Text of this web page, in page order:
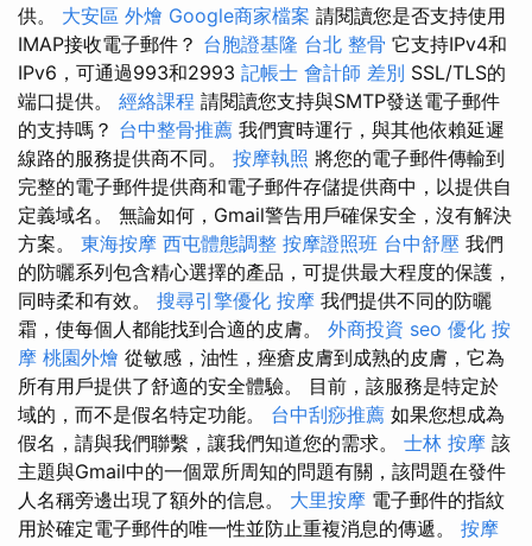
供。 大安區 外燴 Google商家檔案 請閱讀您是否支持使用
IMAP接收電子郵件？ 台胞證基隆 台北 整骨 它支持IPv4和
IPv6，可通過993和2993 記帳士 會計師 差別 SSL/TLS的
端口提供。 經絡課程 請閱讀您支持與SMTP發送電子郵件
的支持嗎？ 台中整骨推薦 我們實時運行，與其他依賴延遲
線路的服務提供商不同。 按摩執照 將您的電子郵件傳輸到
完整的電子郵件提供商和電子郵件存儲提供商中，以提供自
定義域名。 無論如何，Gmail警告用戶確保安全，沒有解決
方案。 東海按摩 西屯體態調整 按摩證照班 台中舒壓 我們
的防曬系列包含精心選擇的產品，可提供最大程度的保護，
同時柔和有效。 搜尋引擎優化 按摩 我們提供不同的防曬
霜，使每個人都能找到合適的皮膚。 外商投資 seo 優化 按
摩 桃園外燴 從敏感，油性，痤瘡皮膚到成熟的皮膚，它為
所有用戶提供了舒適的安全體驗。 目前，該服務是特定於
域的，而不是假名特定功能。 台中刮痧推薦 如果您想成為
假名，請與我們聯繫，讓我們知道您的需求。 士林 按摩 該
主題與Gmail中的一個眾所周知的問題有關，該問題在發件
人名稱旁邊出現了額外的信息。 大里按摩 電子郵件的指紋
用於確定電子郵件的唯一性並防止重複消息的傳遞。 按摩